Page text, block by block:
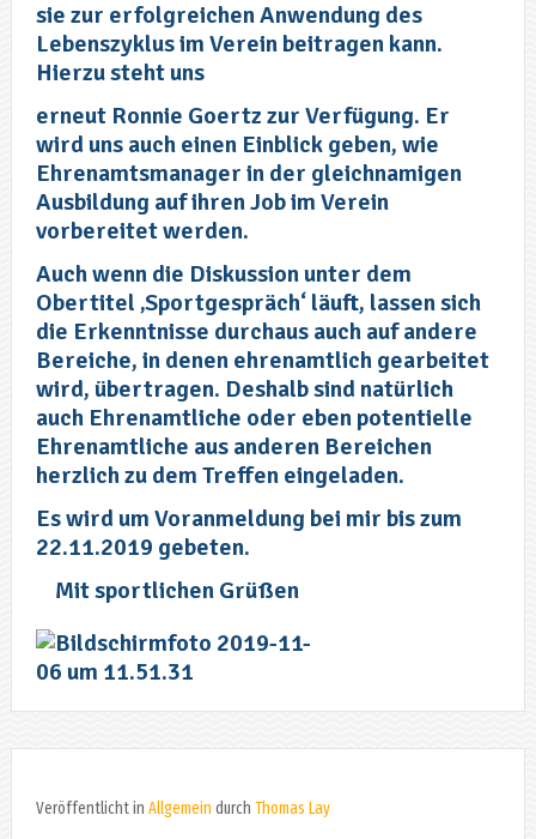
sie zur erfolgreichen Anwendung des
Lebenszyklus im Verein beitragen kann.
Hierzu steht uns
erneut Ronnie Goertz zur Verfügung. Er
wird uns auch einen Einblick geben, wie
Ehrenamtsmanager in der gleichnamigen
Ausbildung auf ihren Job im Verein
vorbereitet werden.
Auch wenn die Diskussion unter dem
Obertitel ‚Sportgespräch‘ läuft, lassen sich
die Erkenntnisse durchaus auch auf andere
Bereiche, in denen ehrenamtlich gearbeitet
wird, übertragen. Deshalb sind natürlich
auch Ehrenamtliche oder eben potentielle
Ehrenamtliche aus anderen Bereichen
herzlich zu dem Treffen eingeladen.
Es wird um Voranmeldung bei mir bis zum
22.11.2019 gebeten.
Mit sportlichen Grüßen
Veröffentlicht in Allgemein durch Thomas Lay